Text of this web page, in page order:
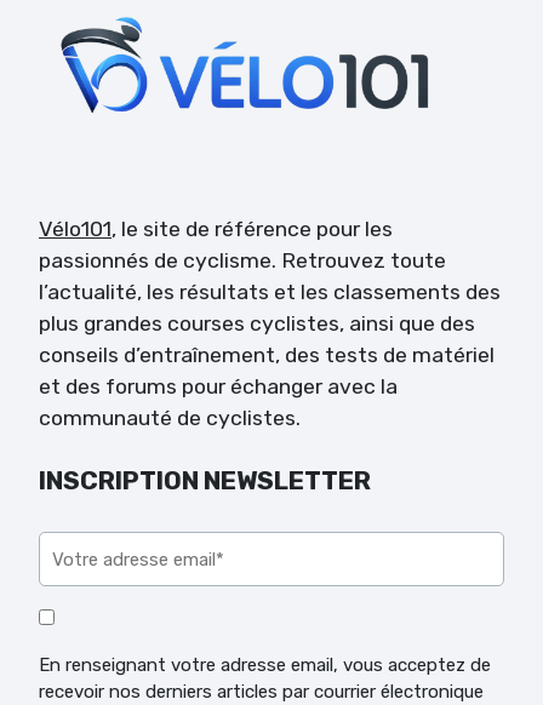
Vélo101, le site de référence pour les
passionnés de cyclisme. Retrouvez toute
l’actualité, les résultats et les classements des
plus grandes courses cyclistes, ainsi que des
conseils d’entraînement, des tests de matériel
et des forums pour échanger avec la
communauté de cyclistes.
INSCRIPTION NEWSLETTER
En renseignant votre adresse email, vous acceptez de
recevoir nos derniers articles par courrier électronique